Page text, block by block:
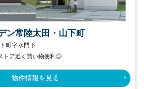
ン常陸太田・山下町
町字水門下
トア近く買い物便利◎
物件情報を見る